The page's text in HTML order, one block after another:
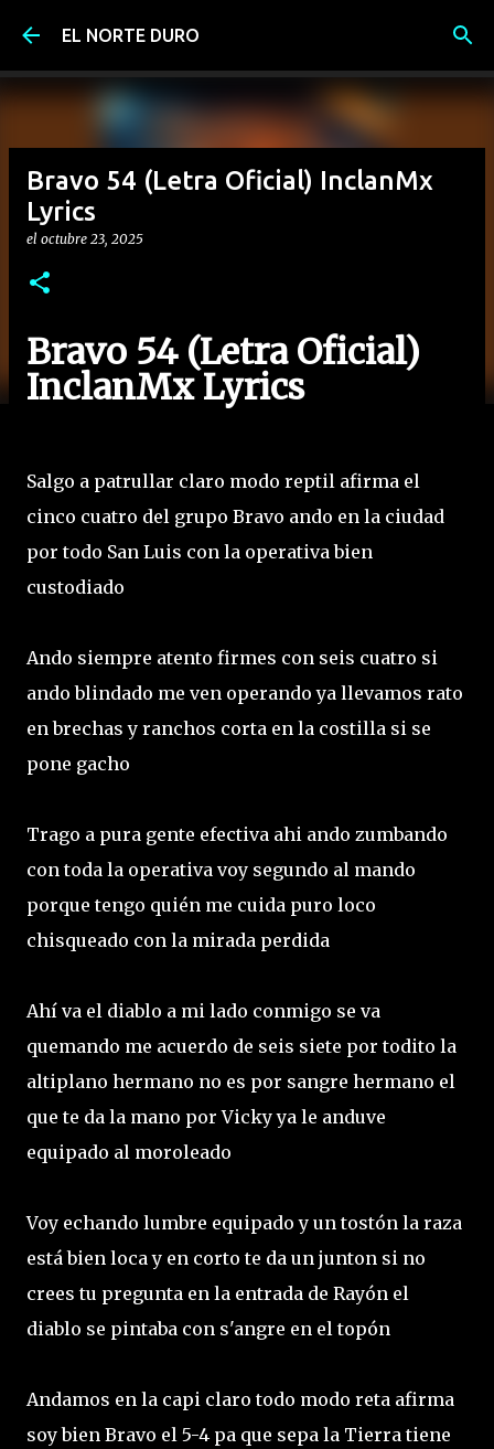
Ir al contenido principal
EL NORTE DURO
Bravo 54 (Letra Oficial) InclanMx
Lyrics
el octubre 23, 2025
Bravo 54 (Letra Oficial)
InclanMx Lyrics
Salgo a patrullar claro modo reptil afirma el
cinco cuatro del grupo Bravo ando en la ciudad
por todo San Luis con la operativa bien
custodiado
Ando siempre atento firmes con seis cuatro si
ando blindado me ven operando ya llevamos rato
en brechas y ranchos corta en la costilla si se
pone gacho
Trago a pura gente efectiva ahi ando zumbando
con toda la operativa voy segundo al mando
porque tengo quién me cuida puro loco
chisqueado con la mirada perdida
Ahí va el diablo a mi lado conmigo se va
quemando me acuerdo de seis siete por todito la
altiplano hermano no es por sangre hermano el
que te da la mano por Vicky ya le anduve
equipado al moroleado
Voy echando lumbre equipado y un tostón la raza
está bien loca y en corto te da un junton si no
crees tu pregunta en la entrada de Rayón el
diablo se pintaba con s'angre en el topón
Andamos en la capi claro todo modo reta afirma
soy bien Bravo el 5-4 pa que sepa la Tierra tiene